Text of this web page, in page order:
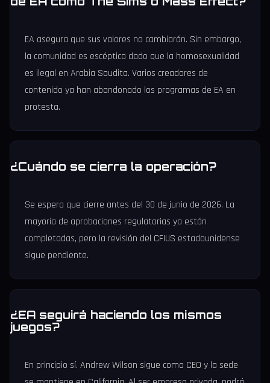
EA asegura que sus valores no cambiarán. Sin embargo,
la comunidad es escéptica dado que la homosexualidad
es ilegal en Arabia Saudita. Varios creadores de
contenido ya han abandonado los programas de EA en
protesta.
¿Cuándo se cierra la operación?
Se espera que cierre antes del 30 de junio de 2026. La
mayoría de aprobaciones regulatorias ya están
completadas, pero la revisión del CFIUS estadounidense
sigue pendiente.
¿EA seguirá haciendo los mismos
juegos?
En principio sí. Andrew Wilson sigue como CEO y la sede